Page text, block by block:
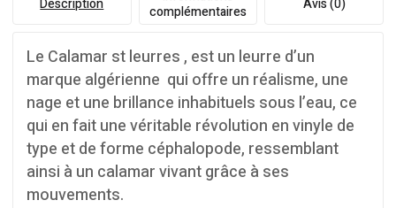
Description
complémentaires
Avis (0)
Le Calamar st leurres , est un leurre d’un
marque algérienne qui offre un réalisme, une
nage et une brillance inhabituels sous l’eau, ce
qui en fait une véritable révolution en vinyle de
type et de forme céphalopode, ressemblant
ainsi à un calamar vivant grâce à ses
mouvements.